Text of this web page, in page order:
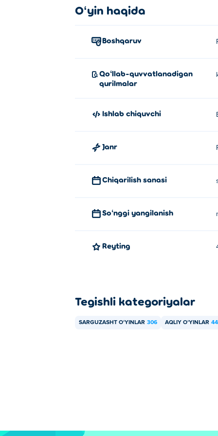
Qutqaruvchi baliqni kim yaratdi?
Qanday qilib qutqarish baliqlarini
Rescue the Fish o'yinini
Oʻyin haqida
Boshqaruv
Qoʻllab-quvvatlanadigan
qurilmalar
Ishlab chiquvchi
Janr
Chiqarilish sanasi
Soʻnggi yangilanish
Reyting
Tegishli kategoriyalar
SARGUZASHT OʻYINLAR 306 AQLIY OʻYINLAR